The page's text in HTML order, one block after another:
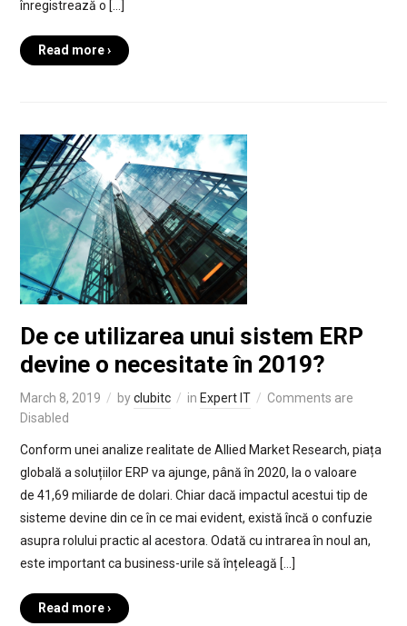
înregistrează o […]
Read more ›
De ce utilizarea unui sistem ERP
devine o necesitate în 2019?
March 8, 2019 byclubitc in Expert IT
Comments are
Disabled
Conform unei analize realitate de Allied Market Research, piața
globală a soluțiilor ERP va ajunge, până în 2020, la o valoare
de 41,69 miliarde de dolari. Chiar dacă impactul acestui tip de
sisteme devine din ce în ce mai evident, există încă o confuzie
asupra rolului practic al acestora. Odată cu intrarea în noul an,
este important ca business-urile să înțeleagă […]
Read more ›